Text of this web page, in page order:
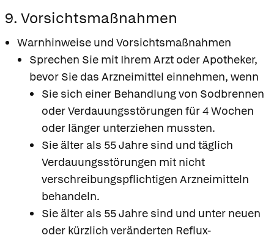
9. Vorsichtsmaßnahmen
Warnhinweise und Vorsichtsmaßnahmen
Sprechen Sie mit Ihrem Arzt oder Apotheker,
bevor Sie das Arzneimittel einnehmen, wenn
Sie sich einer Behandlung von Sodbrennen
oder Verdauungsstörungen für 4 Wochen
oder länger unterziehen mussten.
Sie älter als 55 Jahre sind und täglich
Verdauungsstörungen mit nicht
verschreibungspflichtigen Arzneimitteln
behandeln.
Sie älter als 55 Jahre sind und unter neuen
oder kürzlich veränderten Reflux-